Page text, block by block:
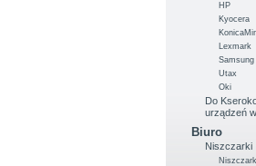
HP
Kyocera
Lexmark
Samsung
Utax
Oki
Do
urządzeń
Biuro
Niszczarki